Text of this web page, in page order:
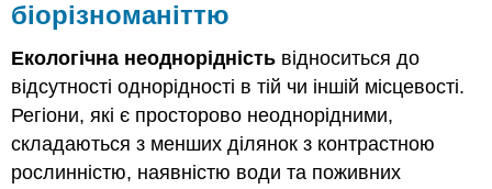
біорізноманіттю
Екологічна неоднорідність відноситься до
відсутності однорідності в тій чи іншій місцевості.
Регіони, які є просторово неоднорідними,
складаються з менших ділянок з контрастною
рослинністю, наявністю води та поживних